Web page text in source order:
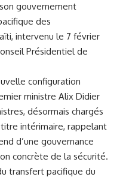
gouvernement
des
intervenu le 7 février
Présidentiel de
configuration
ministre Alix Didier
désormais chargés
intérimaire, rappelant
d’une gouvernance
concrète de la sécurité.
transfert pacifique du